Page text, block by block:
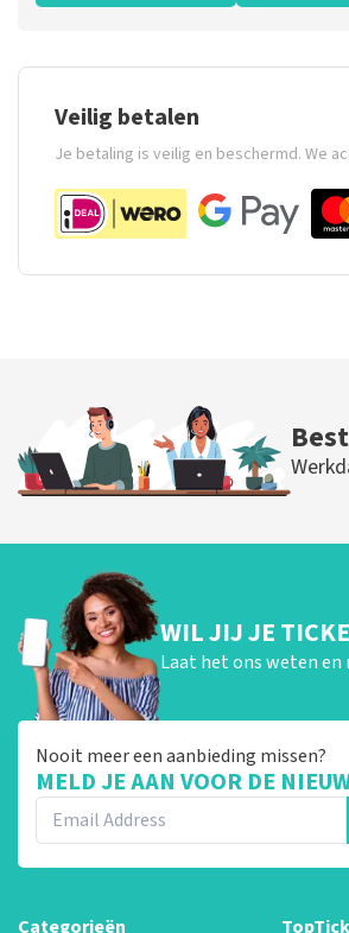
Veilig betalen
Je betaling is veilig en beschermd. We
WIL JIJ JE
Laat het ons weten en
Nooit meer een aanbieding missen?
MELD JE AAN VOOR DE
Categorieën